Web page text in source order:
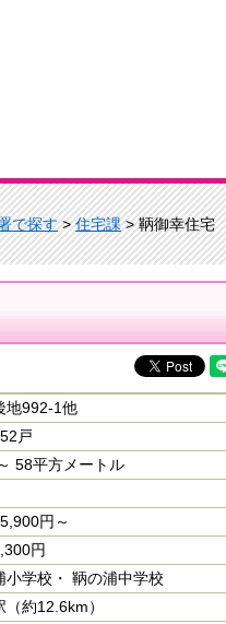
で探す>住宅課> 鞆御幸住宅
地992-1他
戸
58平方メートル
円～
円
小学校・ 鞆の浦中学校
（約12.6km）